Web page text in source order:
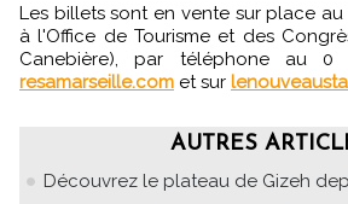
Les billets sont en vente sur place
à l'Office de Tourisme et des
Canebière), par téléphone au
resamarseille.com et sur
AUTRES
Découvrez le plateau de Gizeh